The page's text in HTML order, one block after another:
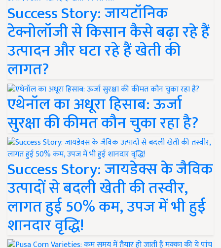
Success Story: जायटॉनिक
टेक्नोलॉजी से किसान कैसे बढ़ा रहे हैं
उत्पादन और घटा रहे हैं खेती की
लागत?
एथेनॉल का अधूरा हिसाब: ऊर्जा
सुरक्षा की कीमत कौन चुका रहा है?
Success Story: जायडेक्स के जैविक
उत्पादों से बदली खेती की तस्वीर,
लागत हुई 50% कम, उपज में भी हुई
शानदार वृद्धि!